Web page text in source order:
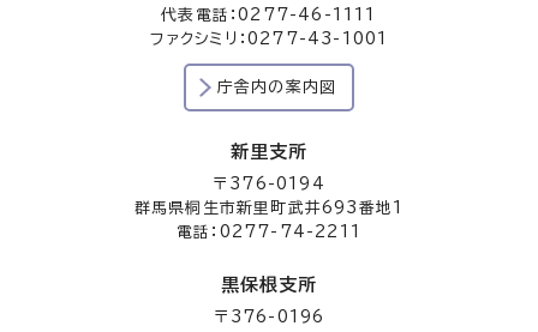
代表電話：0277-46-1111
ファクシミリ：0277-43-1001
庁舎内の案内図
新里支所
〒376-0194
群馬県桐生市新里町武井693番地1
電話：0277-74-2211
黒保根支所
〒376-0196